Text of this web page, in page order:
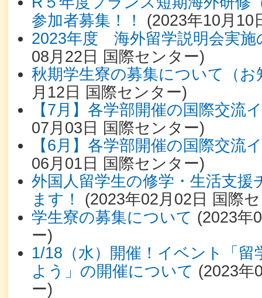
参加者募集！！
(2023年10月10
2023年度 海外留学説明会実施
08月22日 国際センター)
秋期学生寮の募集について（お
月12日 国際センター)
【7月】各学部開催の国際交流
07月03日 国際センター)
【6月】各学部開催の国際交流
06月01日 国際センター)
外国人留学生の修学・生活支援
ます！
(2023年02月02日 国際
学生寮の募集について (2023年
ー)
1/18（水）開催！イベント「
よう」の開催について (2023年
ー)